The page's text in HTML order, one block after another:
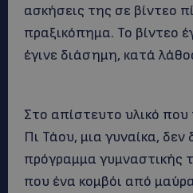
ασκήσεις της σε βίντεο
πραξικόπημα. Το βίντεο
έγινε διάσημη, κατά
Στο απίστευτο υλικό
Πι Τάου, μια γυναίκα, δεν
πρόγραμμα γυμναστικής
που ένα κομβόι από